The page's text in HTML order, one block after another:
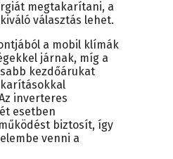
megtakarítani, a
választás lehet.
a mobil klímák
járnak, míg a
kezdőárukat
inverteres
esetben
biztosít, így
venni a